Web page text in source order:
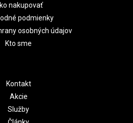
nakupovať
podmienky
osobných údajov
Kto sme
Kontakt
Akcie
Služby